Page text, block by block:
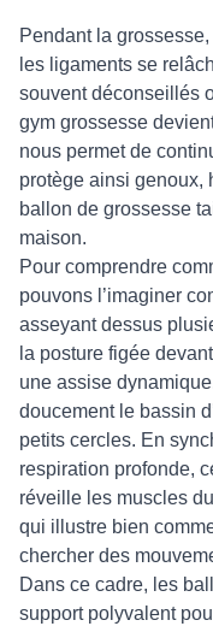
Pendant la
les ligaments se
souvent déconseillés
gym grossesse
nous permet de
protège ainsi genoux,
ballon de grossesse
maison.
Pour comprendre
pouvons l’imaginer
asseyant dessus
la posture figée
une assise
doucement le bassin
petits cercles. En
respiration profonde,
réveille les muscles
qui illustre bien
chercher des
Dans ce cadre, les
support polyvalent